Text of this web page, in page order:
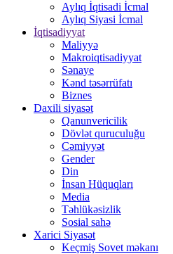
Aylıq İqtisadi İcmal
Aylıq Siyasi İcmal
İqtisadiyyat
Maliyyə
Makroiqtisadiyyat
Sənaye
Kənd təsərrüfatı
Biznes
Daxili siyasət
Qanunvericilik
Dövlət quruculuğu
Cəmiyyət
Gender
Din
İnsan Hüquqları
Media
Təhlükəsizlik
Sosial sahə
Xarici Siyasət
Keçmiş Sovet məkanı